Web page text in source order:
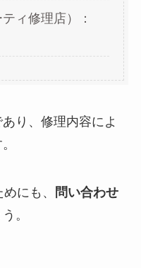
ィ修理店）：
り、修理内容によ
にも、
問い合わせ
。